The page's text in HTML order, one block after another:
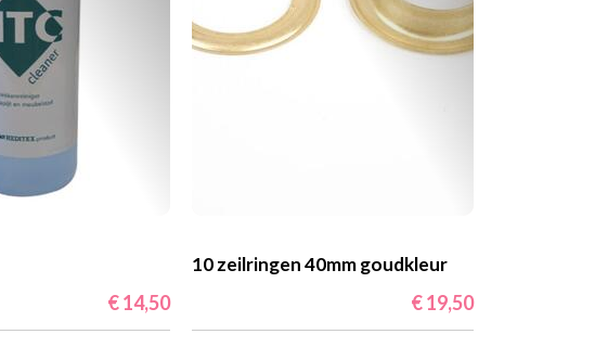
€ 14,50
10 zeilringen 40mm goudkleur
€ 19,50